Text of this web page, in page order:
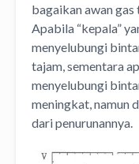
bagaikan awan
Apabila “kepala”
menyelubungi
tajam, sementara
menyelubungi
meningkat, namun
dari penurunannya.